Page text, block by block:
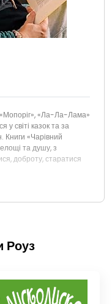
«Ла-Ла-Лама»
у світі казок та за
Книги «Чарівний
та душу, з
доброту, старатися
Роуз